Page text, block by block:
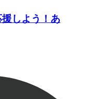
しよう！あ